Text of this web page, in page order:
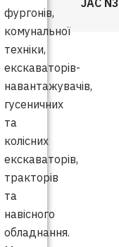
фургонів,
комунальної
техніки,
екскаваторів-
навантажувачів,
гусеничних
та
колісних
екскаваторів,
тракторів
та
навісного
обладнання.
JAC